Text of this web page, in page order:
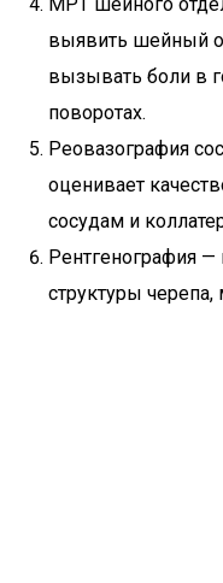
выявить шейный
вызывать боли в
поворотах.
Реовазография
оценивает
сосудам и
Рентгенография
структуры